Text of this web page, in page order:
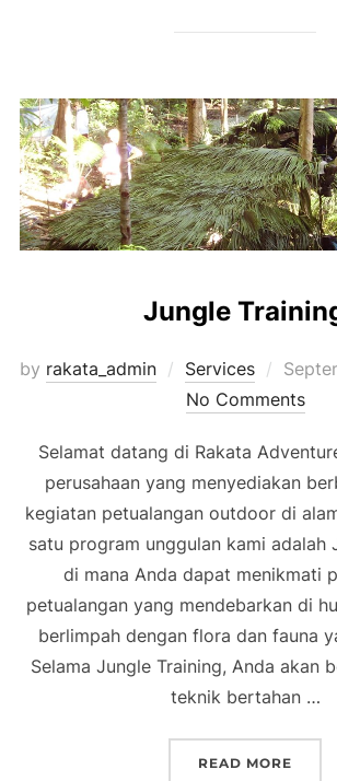
Jungle
by rakata_admin Services
on
No Comments
Selamat datang di Rakata
perusahaan yang menyediakan
kegiatan petualangan outdoor di
satu program unggulan kami adalah
di mana Anda dapat menikmati
petualangan yang mendebarkan di
berlimpah dengan flora dan fauna
Selama Jungle Training, Anda akan
teknik bertahan …
READ MORE